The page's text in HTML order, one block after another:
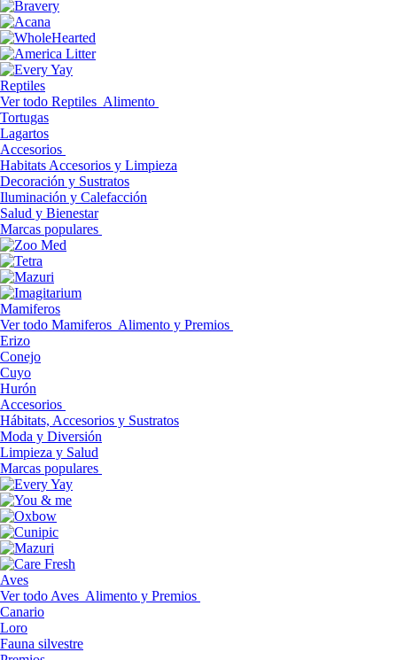
Reptiles
Ver todo Reptiles Alimento
Tortugas
Lagartos
Accesorios
Habitats Accesorios y Limpieza
Decoración y Sustratos
Iluminación y Calefacción
Salud y Bienestar
Marcas populares
Mamiferos
Ver todo Mamiferos Alimento y Premios
Erizo
Conejo
Cuyo
Hurón
Accesorios
Hábitats, Accesorios y Sustratos
Moda y Diversión
Limpieza y Salud
Marcas populares
Aves
Ver todo Aves Alimento y Premios
Canario
Loro
Fauna silvestre